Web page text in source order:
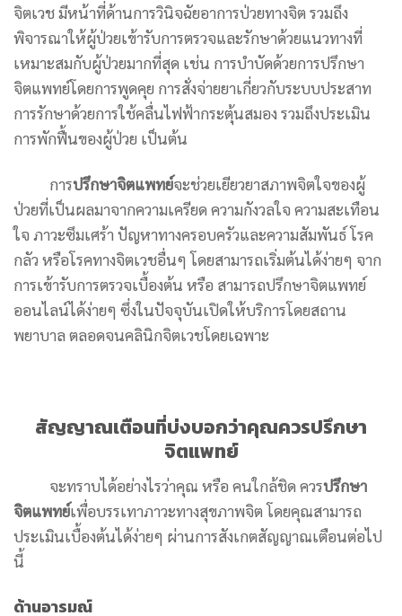
จิตเวช มีหน้าที่ด้านการวินิจฉัยอาการป่วยทางจิต รวมถึง
พิจารณาให้ผู้ป่วยเข้ารับการตรวจและรักษาด้วยแนวทางที่
เหมาะสมกับผู้ป่วยมากที่สุด เช่น การบำบัดด้วยการปรึกษา
จิตแพทย์โดยการพูดคุย การสั่งจ่ายยาเกี่ยวกับระบบประสาท
การรักษาด้วยการใช้คลื่นไฟฟ้ากระตุ้นสมอง รวมถึงประเมิน
การพักฟื้นของผู้ป่วย เป็นต้น
การปรึกษาจิตแพทย์จะช่วยเยียวยาสภาพจิตใจของผู้
ป่วยที่เป็นผลมาจากความเครียด ความกังวลใจ ความสะเทือน
ใจ ภาวะซึมเศร้า ปัญหาทางครอบครัวและความสัมพันธ์ โรค
กลัว หรือโรคทางจิตเวชอื่นๆ โดยสามารถเริ่มต้นได้ง่ายๆ จาก
การเข้ารับการตรวจเบื้องต้น หรือ สามารถปรึกษาจิตแพทย์
ออนไลน์ได้ง่ายๆ ซึ่งในปัจจุบันเปิดให้บริการโดยสถาน
พยาบาล ตลอดจนคลินิกจิตเวชโดยเฉพาะ
สัญญาณเตือนที่บ่งบอกว่าคุณควรปรึกษา
จิตแพทย์
จะทราบได้อย่างไรว่าคุณ หรือ คนใกล้ชิด ควรปรึกษา
จิตแพทย์เพื่อบรรเทาภาวะทางสุขภาพจิต โดยคุณสามารถ
ประเมินเบื้องต้นได้ง่ายๆ ผ่านการสังเกตสัญญาณเตือนต่อไป
นี้
ด้านอารมณ์